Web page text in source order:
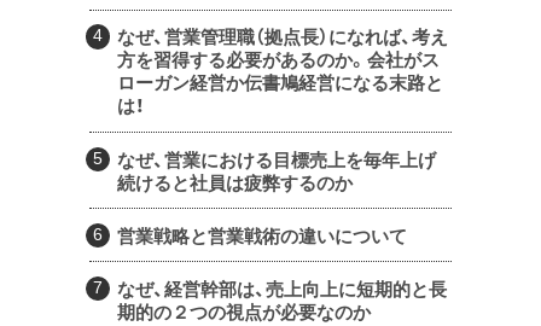
なぜ、営業管理職（拠点長）になれば、考え
方を習得する必要があるのか。会社がス
ローガン経営か伝書鳩経営になる末路と
は！
なぜ、営業における目標売上を毎年上げ
続けると社員は疲弊するのか
営業戦略と営業戦術の違いについて
なぜ、経営幹部は、売上向上に短期的と長
期的の２つの視点が必要なのか